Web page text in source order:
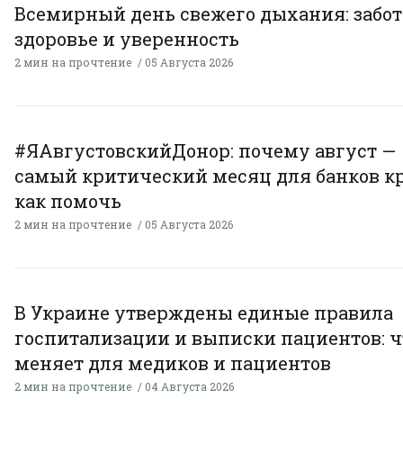
Всемирный день свежего дыхания:
здоровье и уверенность
2 мин на прочтение 05 Августа 2026
#ЯАвгустовскийДонор: почему август —
самый критический месяц для банков
как помочь
2 мин на прочтение 05 Августа 2026
В Украине утверждены единые правила
госпитализации и выписки пациентов:
меняет для медиков и пациентов
2 мин на прочтение 04 Августа 2026